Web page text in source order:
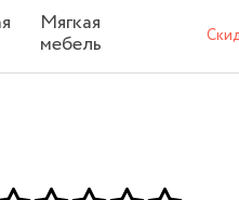
Мягкая
мебель